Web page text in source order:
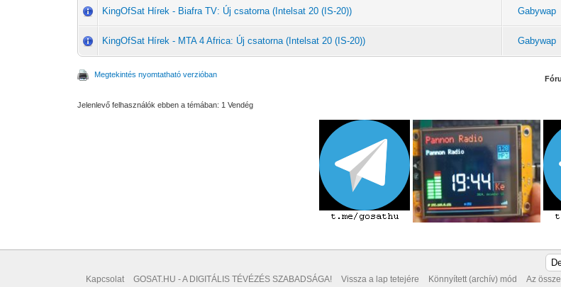
KingOfSat Hírek - Biafra TV: Új csatorna (Intelsat 20 (IS-20)) Gabywap
KingOfSat Hírek - MTA 4 Africa: Új csatorna (Intelsat 20 (IS-20)) Gabywap
Megtekintés nyomtatható verzióban
Jelenlevő felhasználók ebben a témában: 1 Vendég
Kapcsolat GOSAT.HU - A DIGITÁLIS TÉVÉZÉS SZABADSÁGA! Vissza a lap tetejére Könnyített (archív) mód Az